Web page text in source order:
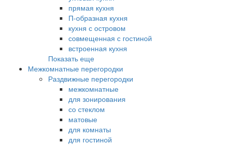
прямая кухня
П-образная кухня
кухня с островом
совмещенная с гостиной
встроенная кухня
Показать еще
Межкомнатные перегородки
Раздвижные перегородки
межкомнатные
для зонирования
со стеклом
матовые
для комнаты
для гостиной